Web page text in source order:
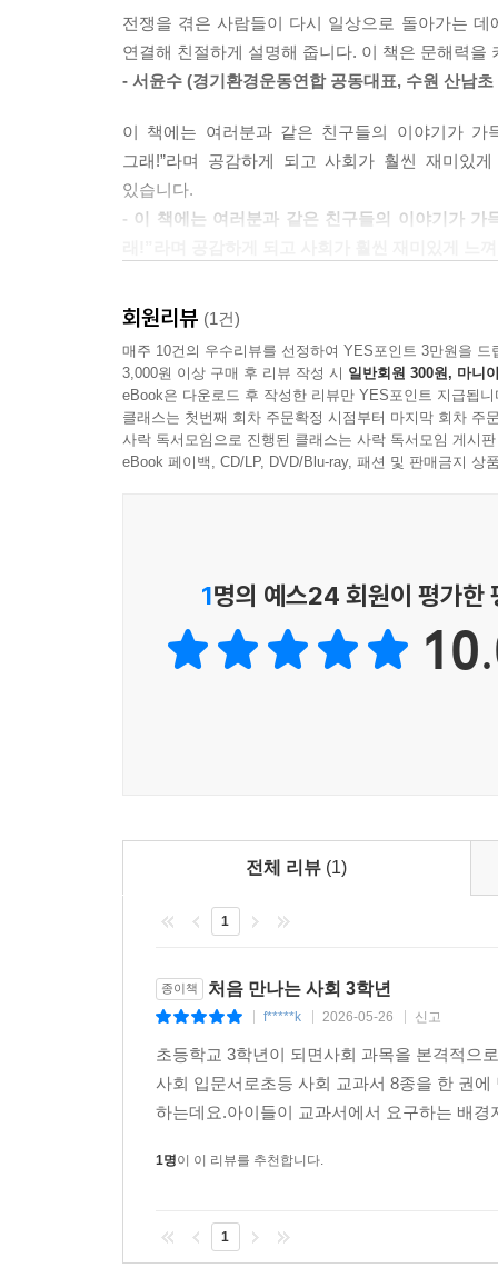
추석은 설날과 함께 우리나라를 대표하는 명절이
도 해요. 추석은 음력 8월 15일이에요. 음력 8월은
내용을 바로잡았고, 안토니오 메우치를 최초의 전
전쟁을 겪은 사람들이 다시 일상으로 돌아가는
연결해 친절하게 설명해 줍니다. 이 책은 문해력
- 서윤수 (경기환경운동연합 공동대표, 수원 산남초
이 책에는 여러분과 같은 친구들의 이야기가
그래!”라며 공감하게 되고 사회가 훨씬 재미있
있습니다.
- 이 책에는 여러분과 같은 친구들의 이야기가
요구하는 과목이기 때문이지요. 2022 개정 교육
줍니다. 책을 읽다 보면 어느새 필수 지식과 어휘
- 정한식 (대구영선초등학교 교사)
회원리뷰 (1건)
매주 10건의 우수리뷰를 선정하여 YES포인트 3만원을 드
3,000원 이상 구매 후 리뷰 작성 시 일반회원 300원, 마니
eBook은 다운로드 후 작성한 리뷰만 YES포인트 지급됩니
클래스는 첫번째 회차 주문확정 시점부터 마지막 회차 주
사락 독서모임으로 진행된 클래스는 사락 독서모임 게시
eBook 페이백, CD/LP, DVD/Blu-ray, 패션 및 판매금지 상
1명의 예스24 회원이 평가한
전체 리뷰 (1)
1
종이책 처음 만나는 사회 3학년
f*****k 2026-05-26 신고
초등학교 3학년이 되면사회 과목을 본격적으
사회 입문서로초등 사회 교과서 8종을 한 권
하는데요.아이들이 교과서에서 요구하는 배
1명이 이 리뷰를 추천합니다.
1